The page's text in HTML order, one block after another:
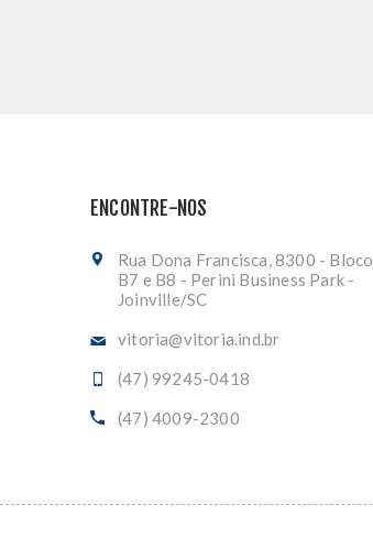
ENCONTRE-NOS
Rua Dona Francisca, 8300 - Bloco
B7 e B8 - Perini Business Park -
Joinville/SC
vitoria@vitoria.ind.br
(47) 99245-0418
(47) 4009-2300